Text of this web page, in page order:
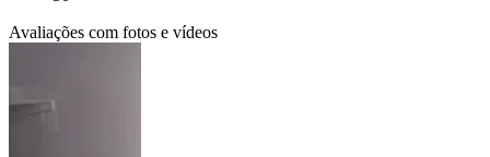
Avaliações com fotos e vídeos